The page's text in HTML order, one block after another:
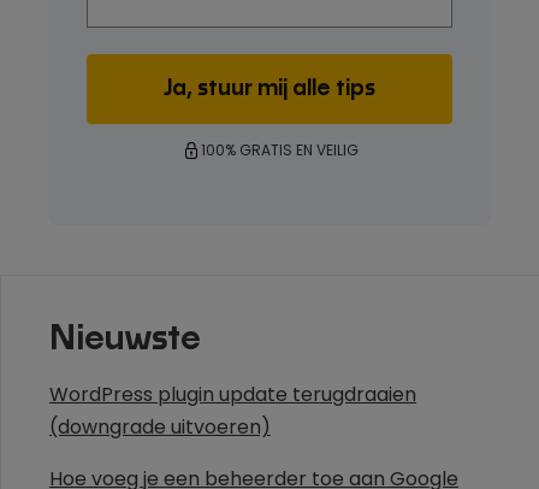
100% GRATIS EN VEILIG
Nieuwste
WordPress plugin update terugdraaien
(downgrade uitvoeren)
Hoe voeg je een beheerder toe aan Google